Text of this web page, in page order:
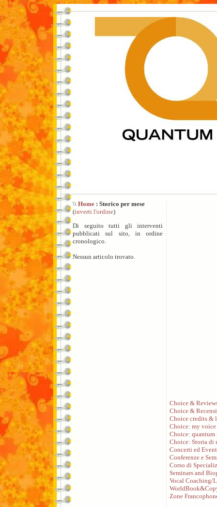
\\ Home : Storico per mese
(inverti l'ordine)
Di seguito tutti gli interventi
pubblicati sul sito, in ordine
cronologico.
Nessun articolo trovato.
Choice &
Choice &
Choice credits &
Choice: my
Choice: quantum
Choice: Storia di
Concerti ed
Conferenze e
Corso di
Seminars and
Vocal Coaching/
Zone